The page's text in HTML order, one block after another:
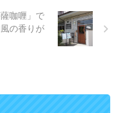
咖喱」で
の香りが